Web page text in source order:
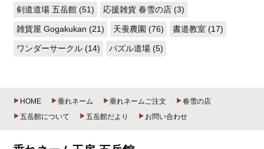
剣道道場 五岳館 (51) 応援雑貨 春雪の店 (3)
雑貨屋 Gogakukan (21) 天蚕農園 (76) 書道教室 (17)
ワンダーサークル (14) パズル道場 (5)
HOME 垂れネーム 垂れネームご注文
春雪の店
五岳館について
五岳館だより お問い合わせ